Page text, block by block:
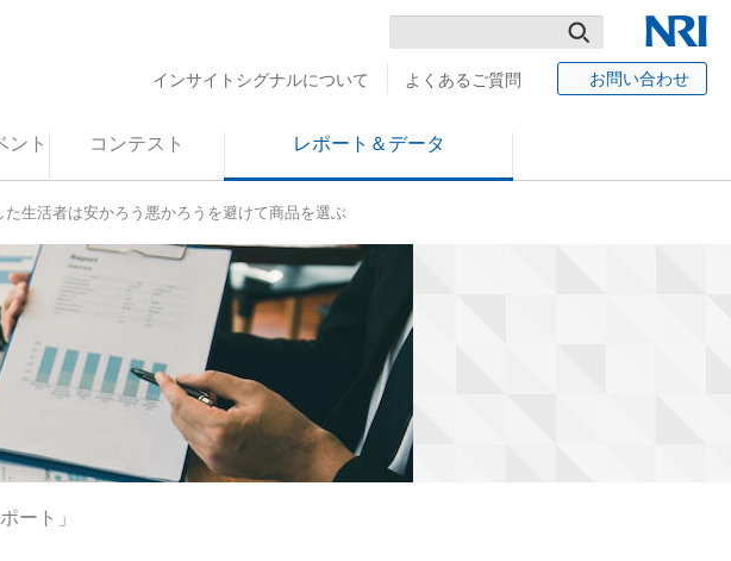
NRI
検
インサイトシグナルについて よくあるご質問 お問い合わせ
ント コンテスト レポート＆データ
た生活者は安かろう悪かろうを避けて商品を選ぶ
ート」